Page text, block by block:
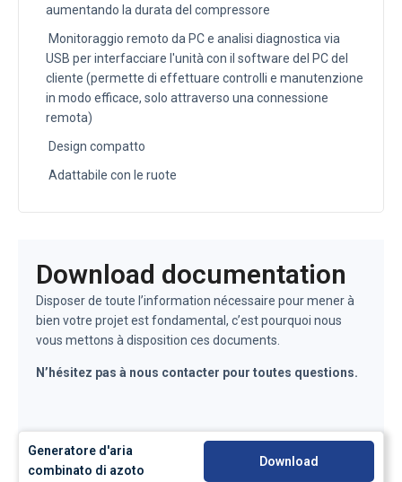
aumentando la durata del compressore
Monitoraggio remoto da PC e analisi diagnostica via
USB per interfacciare l'unità con il software del PC del
cliente (permette di effettuare controlli e manutenzione
in modo efficace, solo attraverso una connessione
remota)
Design compatto
Adattabile con le ruote
Download documentation
Disposer de toute l’information nécessaire pour mener à
bien votre projet est fondamental, c’est pourquoi nous
vous mettons à disposition ces documents.
N’hésitez pas à nous contacter pour toutes questions.
Generatore d'aria
combinato di azoto
Download